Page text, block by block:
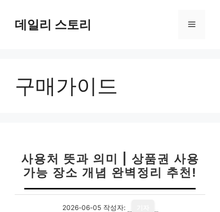
데일리 스토리 메
구매가이드
사용처 뜻과 의미 | 상품권 사용
가능 장소 개념 완벽정리 추천!
2026-06-05 작성자: